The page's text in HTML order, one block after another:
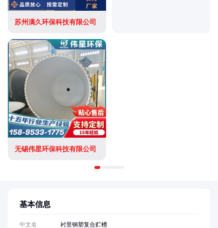
苏州满久环保科技有限公司
无锡伟星环保科技有限公司
基本信息
中文名
衬里钢塑复合贮槽